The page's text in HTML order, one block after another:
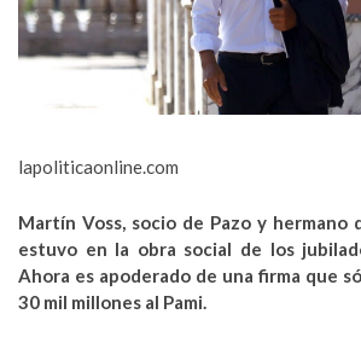
lapoliticaonline.com
Martín Voss, socio de Pazo y hermano
estuvo en la obra social de los
Ahora es apoderado de una firma que
30 mil millones al Pami.